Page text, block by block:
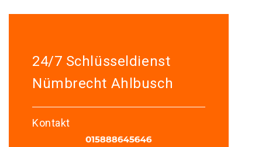
24/7 Schlüsseldienst
Nümbrecht Ahlbusch
Kontakt